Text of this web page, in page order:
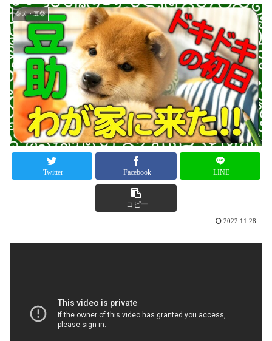
柴犬・豆柴
Twitter Facebook LINE
コピー
2022.11.28